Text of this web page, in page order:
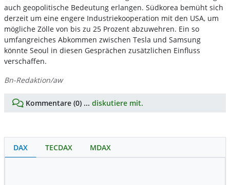
auch geopolitische Bedeutung erlangen. Südkorea bemüht sich
derzeit um eine engere Industriekooperation mit den USA, um
mögliche Zölle von bis zu 25 Prozent abzuwehren. Ein so
umfangreiches Abkommen zwischen Tesla und Samsung
könnte Seoul in diesen Gesprächen zusätzlichen Einfluss
verschaffen.
Bn-Redaktion/aw
Kommentare (0) ... diskutiere mit.
DAX TECDAX MDAX